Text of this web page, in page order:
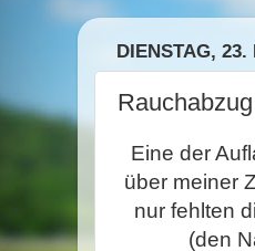
DIENSTAG, 23.
Eine der
über meiner
nur fehlten
(den